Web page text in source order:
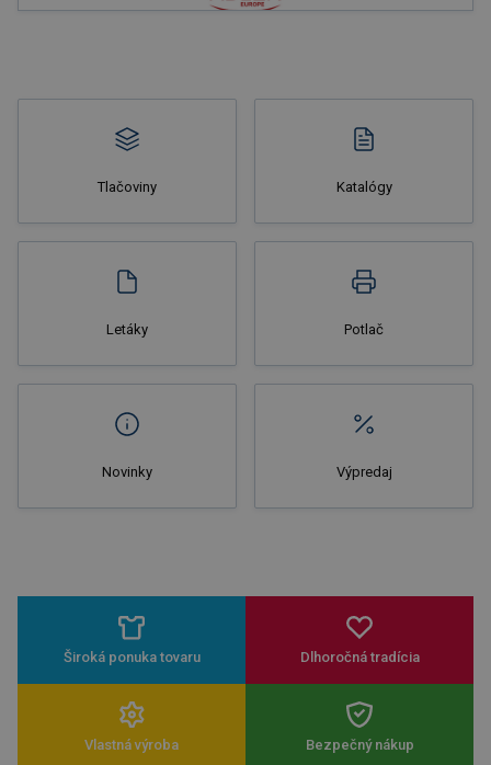
Tlačoviny Katalógy
Letáky Potlač
Novinky Výpredaj
Široká ponuka tovaru Dlhoročná tradícia
Vlastná výroba Bezpečný nákup